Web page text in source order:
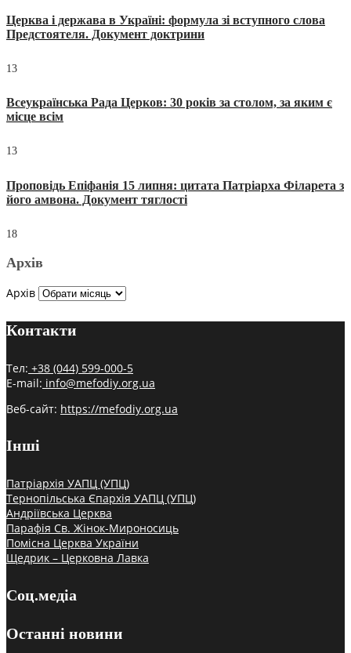
Церква і держава в Україні: формула зі вступного слова
Предстоятеля. Документ доктрини
13
Всеукраїнська Рада Церков: 30 років за столом, за яким є
місце всім
13
Проповідь Епіфанія 15 липня: цитата Патріарха Філарета з
його амвона. Документ тяглості
18
Архів
Архів
Контакти
Тел: +38 (044) 599-000-5
E-mail: info@mefodiy.org.ua
Веб-сайт: https://mefodiy.org.ua
Інші
Патріархія УАПЦ (УПЦ)
Тернопільська Єпархія УАПЦ (УПЦ)
Андріївська Церква
Парафія Св. Жінок-Мироносиць
Помісна Церква України
Щедрик – Церковна Лавка
Соц.медіа
Останні новини